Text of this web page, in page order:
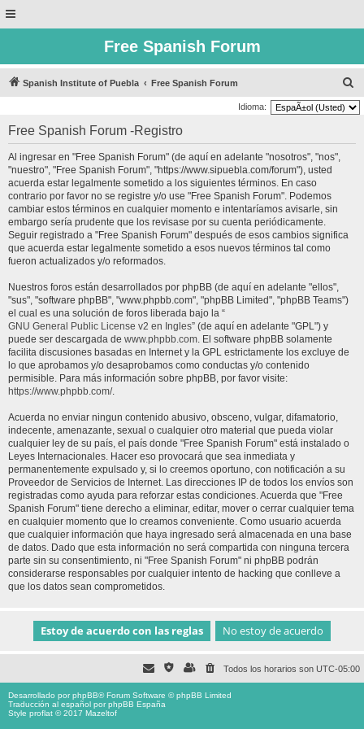
Free Spanish Forum
Spanish Institute of Puebla Free Spanish Forum
u
Idioma:
Free Spanish Forum -Registro
Al ingresar en "Free Spanish Forum" (de aquí en adelante "nosotros", "nos",
"nuestro", "Free Spanish Forum", "https://www.sipuebla.com/forum"), usted
acuerda estar legalmente sometido a los siguientes términos. En caso
contrario por favor no se registre y/o use "Free Spanish Forum". Podemos
cambiar estos términos en cualquier momento e intentaríamos avisarle, sin
embargo sería prudente que los revisase por su cuenta periódicamente.
Seguir registrado a "Free Spanish Forum" después de esos cambios significa
que acuerda estar legalmente sometido a esos nuevos términos tal como
fueron actualizados y/o reformados.
Nuestros foros están desarrollados por phpBB (de aquí en adelante "ellos",
"sus", "software phpBB", "www.phpbb.com", "phpBB Limited", "phpBB Teams")
el cual es una solución de foros liberada bajo la “
GNU General Public License v2 en Ingles” (de aquí en adelante "GPL") y
puede ser descargada de www.phpbb.com. El software phpBB solamente
facilita discusiones basadas en Internet y la GPL estrictamente los excluye de
lo que aprobamos y/o desaprobamos como conductas y/o contenido
permisible. Para más información sobre phpBB, por favor visite:
https://www.phpbb.com/.
Acuerda no enviar ningun contenido abusivo, obsceno, vulgar, difamatorio,
indecente, amenazante, sexual o cualquier otro material que pueda violar
cualquier ley de su país, el país donde "Free Spanish Forum" está instalado o
Leyes Internacionales. Hacer eso provocará que sea inmediata y
permanentemente expulsado y, si lo creemos oportuno, con notificación a su
Proveedor de Servicios de Internet. Las direcciones IP de todos los envíos son
registradas como ayuda para reforzar estas condiciones. Acuerda que "Free
Spanish Forum" tiene derecho a eliminar, editar, mover o cerrar cualquier tema
en cualquier momento que lo creamos conveniente. Como usuario acuerda
que cualquier información que haya ingresado será almacenada en una base
de datos. Dado que esta información no será compartida con ninguna tercera
parte sin su consentimiento, ni "Free Spanish Forum" ni phpBB podrán
considerarse responsables por cualquier intento de hacking que conlleve a
que los datos sean comprometidos.
Todos los horarios son UTC-05:00
Desarrollado porphpBB® Forum Software © phpBB Limited
Traducción al español porphpBB España
Style proflat © 2017 Mazeltof